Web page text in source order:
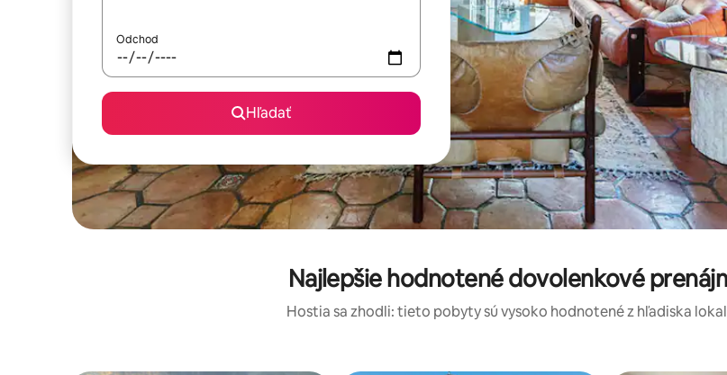
Odchod
Hľadať
Najlepšie hodnotené dovolenkové
Hostia sa zhodli: tieto pobyty sú vysoko hodnotené z hľadiska